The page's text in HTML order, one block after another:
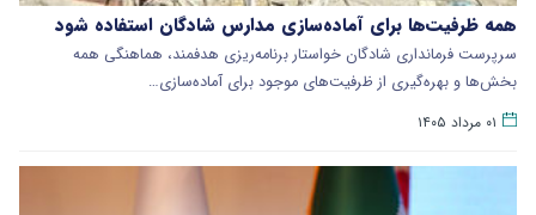
همه ظرفیت‌ها برای آماده‌سازی مدارس شادگان استفاده شود
سرپرست فرمانداری شادگان خواستار برنامه‌ریزی هدفمند، هماهنگی همه
بخش‌ها و بهره‌گیری از ظرفیت‌های موجود برای آماده‌سازی…
۰۱ مرداد ۱۴۰۵